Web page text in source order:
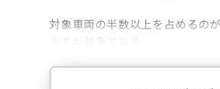
対象車両の半数以上を占めるの